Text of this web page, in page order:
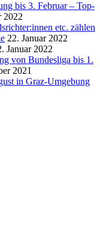
bis 3. Februar – Top-
2022
etc. zählen
22. Januar 2022
Januar 2022
von Bundesliga bis 1.
2021
in Graz-Umgebung